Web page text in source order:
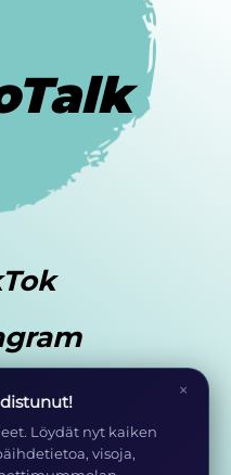
×
Löydät nyt kaiken
visoja,